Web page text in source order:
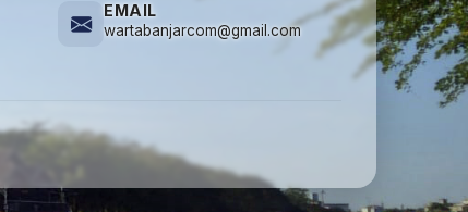
EMAIL
wartabanjarcom@gmail.com